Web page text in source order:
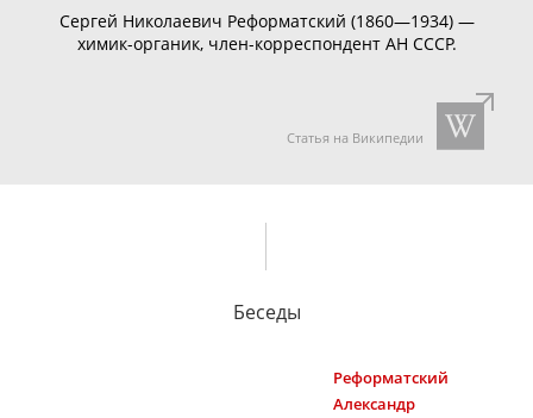
Сергей Николаевич Реформатский (1860—1934) —
химик-органик, член-корреспондентАН СССР.
Статья на Википедии
Беседы
Реформатский
Александр